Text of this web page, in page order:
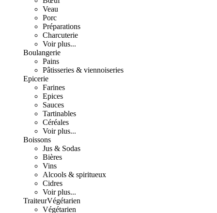
Veau
Porc
Préparations
Charcuterie
Voir plus...
Boulangerie
Pains
Pâtisseries & viennoiseries
Epicerie
Farines
Epices
Sauces
Tartinables
Céréales
Voir plus...
Boissons
Jus & Sodas
Bières
Vins
Alcools & spiritueux
Cidres
Voir plus...
TraiteurVégétarien
Végétarien